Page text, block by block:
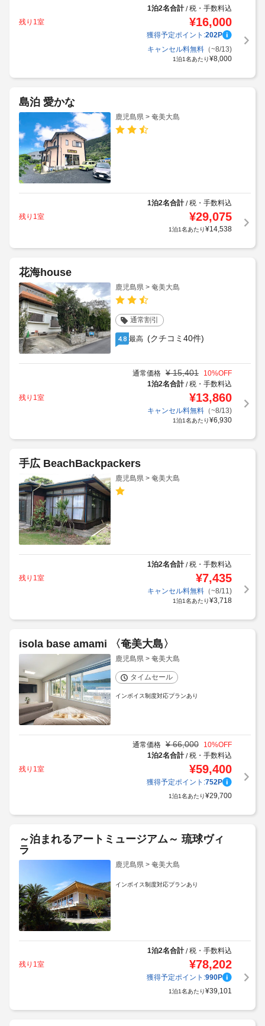
1泊2名合計/税・手数料込
残り1室
¥16,000
獲得予定ポイント:202P
キャンセル料無料（~8/13)
1泊1名あたり¥8,000
島泊 愛かな
鹿児島県 > 奄美大島
1泊2名合計/税・手数料込
残り1室
¥29,075
1泊1名あたり¥14,538
花海house
鹿児島県 > 奄美大島
通常割引
4.8 最高 (クチコミ40件)
通常価格 ¥ 15,401 10%OFF
1泊2名合計/税・手数料込
残り1室
¥13,860
キャンセル料無料（~8/13)
1泊1名あたり¥6,930
手広 BeachBackpackers
鹿児島県 > 奄美大島
1泊2名合計/税・手数料込
残り1室
¥7,435
キャンセル料無料（~8/11)
1泊1名あたり¥3,718
isola base amami 〈奄美大島〉
鹿児島県 > 奄美大島
タイムセール
インボイス制度対応プランあり
通常価格 ¥ 66,000 10%OFF
1泊2名合計/税・手数料込
残り1室
¥59,400
獲得予定ポイント:752P
1泊1名あたり¥29,700
～泊まれるアートミュージアム～ 琉球ヴィ
ラ
鹿児島県 > 奄美大島
インボイス制度対応プランあり
1泊2名合計/税・手数料込
残り1室
¥78,202
獲得予定ポイント:990P
1泊1名あたり¥39,101